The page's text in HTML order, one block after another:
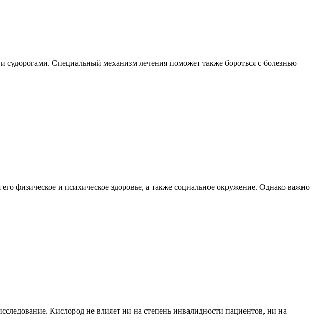
Специальный механизм лечения поможет также бороться с болезнью
физическое и психическое здоровье, а также социальное окружение. Однако важно
Кислород не влияет ни на степень инвалидности пациентов, ни на